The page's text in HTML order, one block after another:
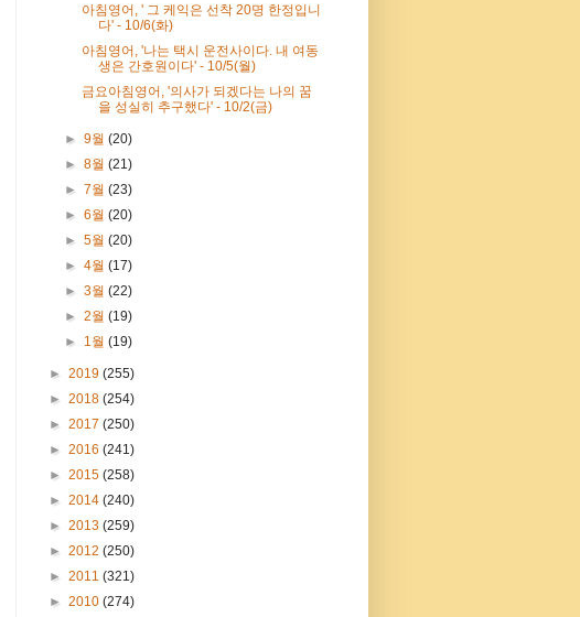
아침영어, ' 그 케익은 선착 20명 한정입니
다' - 10/6(화)
아침영어, '나는 택시 운전사이다. 내 여동
생은 간호원이다' - 10/5(월)
금요아침영어, '의사가 되겠다는 나의 꿈
을 성실히 추구했다' - 10/2(금)
►9월(20)
►8월(21)
►7월(23)
►6월(20)
►5월(20)
►4월(17)
►3월(22)
►2월(19)
► 1월(19)
► 2019 (255)
► 2018 (254)
► 2017 (250)
► 2016 (241)
► 2015 (258)
► 2014 (240)
► 2013 (259)
► 2012 (250)
► 2011 (321)
► 2010 (274)